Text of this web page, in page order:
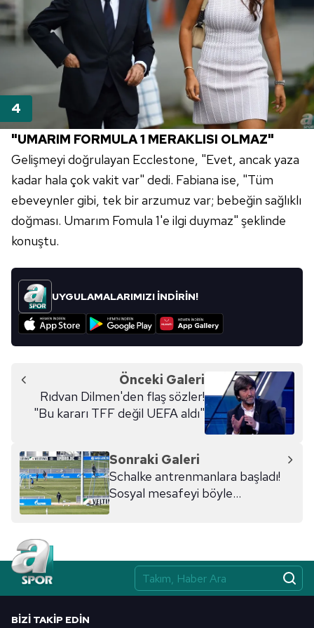
"UMARIM FORMULA 1 MERAKLISI OLMAZ"
Gelişmeyi doğrulayan Ecclestone, "Evet, ancak yaza
kadar hala çok vakit var" dedi. Fabiana ise, "Tüm
ebeveynler gibi, tek bir arzumuz var; bebeğin sağlıklı
doğması. Umarım Fomula 1'e ilgi duymaz" şeklinde
konuştu.
UYGULAMALARIMIZI İNDİRİN!
Önceki Galeri
Rıdvan Dilmen'den flaş sözler!
"Bu kararı TFF değil UEFA aldı"
Sonraki Galeri
Schalke antrenmanlara başladı!
Sosyal mesafeyi böyle
BIZI TAKIP EDIN